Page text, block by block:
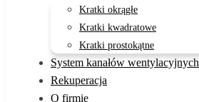
Kratki okrągłe
Kratki kwadratowe
Kratki prostokątne
System kanałów wentylacyjnych
Rekuperacja
O firmie